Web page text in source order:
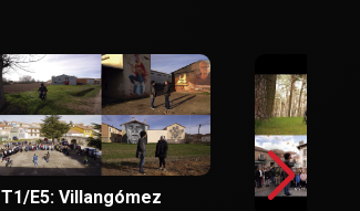
T1/E5: Villangómez